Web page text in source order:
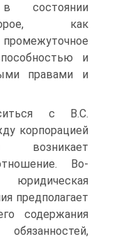
состоянии
как
и
правами и
с В.С.
корпорацией
Во-
предполагает
содержания